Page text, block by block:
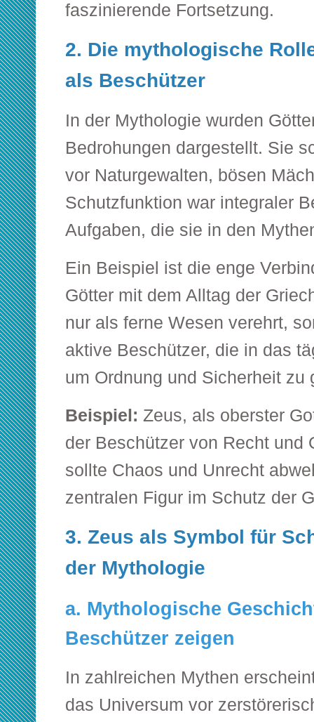
faszinierende Fortsetzung.
2. Die mythologische
als Beschützer
In der Mythologie wurden
Bedrohungen dargestellt. Sie
vor Naturgewalten, bösen
Schutzfunktion war integraler
Aufgaben, die sie in den
Ein Beispiel ist die enge
Götter mit dem Alltag der
nur als ferne Wesen verehrt,
aktive Beschützer, die in das
um Ordnung und Sicherheit zu
Beispiel: Zeus, als oberster
der Beschützer von Recht und
sollte Chaos und Unrecht
zentralen Figur im Schutz der
3. Zeus als Symbol für
der Mythologie
a. Mythologische
Beschützer zeigen
In zahlreichen Mythen
das Universum vor